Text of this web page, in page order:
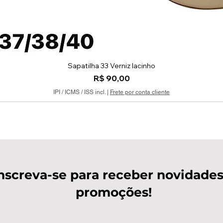
Visualização rápida
Sapatilha 33 Verniz lacinho
Preço
R$ 90,00
IPI / ICMS / ISS incl.| Frete por conta cliente
se para receber
promoções!